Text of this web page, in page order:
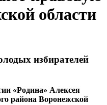
области
избирателей
«Родина» Алексея
района Воронежской